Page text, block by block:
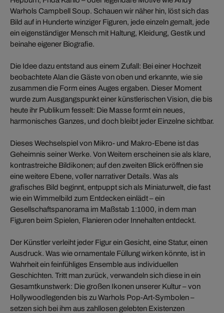
Warhols Campbell Soup. Schauen wir näher hin, löst sich das
Bild auf in Hunderte winziger Figuren, jede einzeln gemalt, jede
ein eigenständiger Mensch mit Haltung, Kleidung, Gestik und
beinahe eigener Biografie.
Die Idee dazu entstand aus einem Zufall: Bei einer Hochzeit
beobachtete Alan die Gäste von oben und erkannte, wie sie
zusammen die Form eines Auges ergaben. Dieser Moment
wurde zum Ausgangspunkt einer künstlerischen Vision, die bis
heute ihr Publikum fesselt: Die Masse formt ein neues,
harmonisches Ganzes, und doch bleibt jeder Einzelne sichtbar.
Dieses Wechselspiel von Mikro- und Makro-Ebene ist das
Geheimnis seiner Werke. Von Weitem erscheinen sie als klare,
kontrastreiche Bildikonen; auf den zweiten Blick eröffnen sie
eine weitere Ebene, voller narrativer Details. Was als
grafisches Bild beginnt, entpuppt sich als Miniaturwelt, die fast
wie ein Wimmelbild zum Entdecken einlädt – ein
Gesellschaftspanorama im Maßstab 1:1000, in dem man
Figuren beim Spielen, Flanieren oder Innehalten entdeckt.
Der Künstler verleiht jeder Figur ein Gesicht, eine Statur, einen
Ausdruck. Was wie ornamentale Füllung wirken könnte, ist in
Wahrheit ein feinfühliges Ensemble aus individuellen
Geschichten. Tritt man zurück, verwandeln sich diese in ein
Gesamtkunstwerk: Die großen Ikonen unserer Kultur – von
Hollywoodlegenden bis zu Warhols Pop-Art-Symbolen –
setzen sich bei ihm aus zahllosen gelebten Existenzen